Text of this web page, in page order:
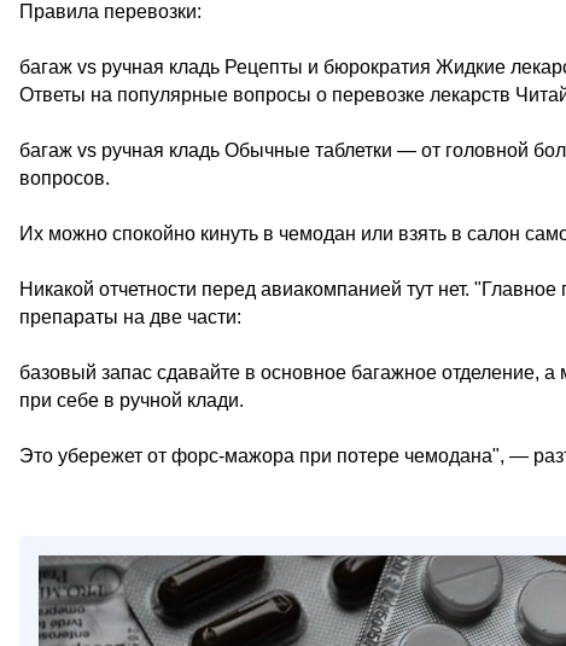
Правила перевозки:
багаж vs ручная кладь Рецепты и бюрократия Жидкие
Ответы на популярные вопросы о перевозке лекарств
багаж vs ручная кладь Обычные таблетки — от головной
вопросов.
Их можно спокойно кинуть в чемодан или взять в салон
Никакой отчетности перед авиакомпанией тут нет.
препараты на две части:
базовый запас сдавайте в основное багажное отделение,
при себе в ручной клади.
Это убережет от форс-мажора при потере чемодана", —